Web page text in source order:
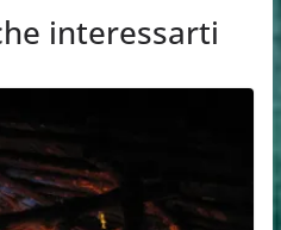
interessarti